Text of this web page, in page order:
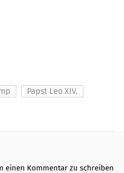
Papst Leo XIV.
einen Kommentar zu schreiben